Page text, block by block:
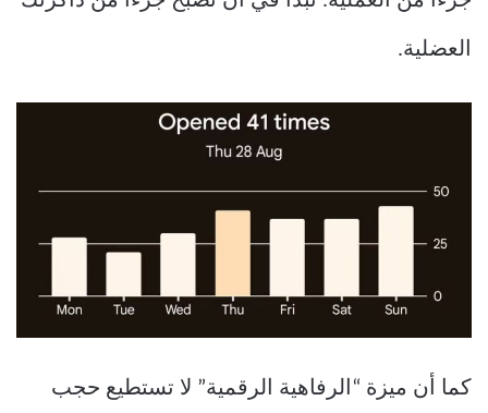
العضلية.
كما أن ميزة “الرفاهية الرقمية” لا تستطيع حجب